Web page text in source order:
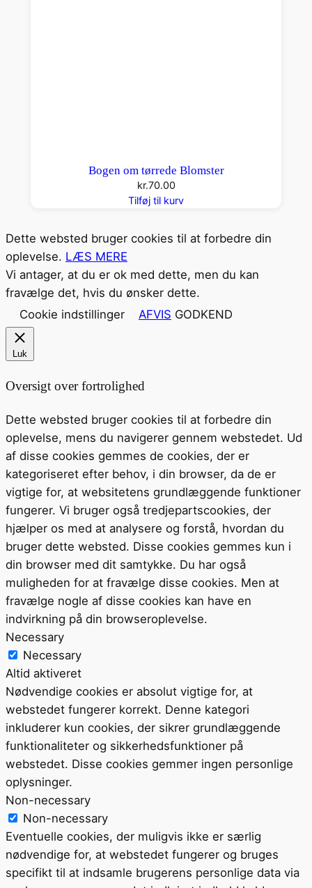
Bogen om tørrede Blomster
kr.70.00
Tilføj til kurv
Dette websted bruger cookies til at forbedre din
oplevelse. LÆS MERE
Vi antager, at du er ok med dette, men du kan
fravælge det, hvis du ønsker dette.
Cookie indstillinger
AFVIS GODKEND
Luk
Oversigt over fortrolighed
Dette websted bruger cookies til at forbedre din
oplevelse, mens du navigerer gennem webstedet. Ud
af disse cookies gemmes de cookies, der er
kategoriseret efter behov, i din browser, da de er
vigtige for, at websitetens grundlæggende funktioner
fungerer. Vi bruger også tredjepartscookies, der
hjælper os med at analysere og forstå, hvordan du
bruger dette websted. Disse cookies gemmes kun i
din browser med dit samtykke. Du har også
muligheden for at fravælge disse cookies. Men at
fravælge nogle af disse cookies kan have en
indvirkning på din browseroplevelse.
Necessary
Necessary
Altid aktiveret
Nødvendige cookies er absolut vigtige for, at
webstedet fungerer korrekt. Denne kategori
inkluderer kun cookies, der sikrer grundlæggende
funktionaliteter og sikkerhedsfunktioner på
webstedet. Disse cookies gemmer ingen personlige
oplysninger.
Non-necessary
Non-necessary
Eventuelle cookies, der muligvis ikke er særlig
nødvendige for, at webstedet fungerer og bruges
specifikt til at indsamle brugerens personlige data via